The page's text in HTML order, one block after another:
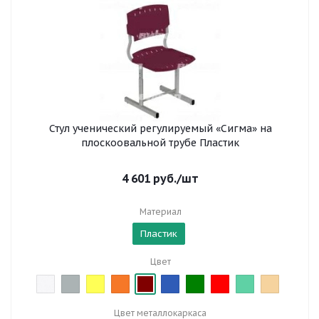
Стул ученический регулируемый «Сигма» на
плоскоовальной трубе Пластик
4 601 руб./шт
Материал
Пластик
Цвет
Цвет металлокаркаса